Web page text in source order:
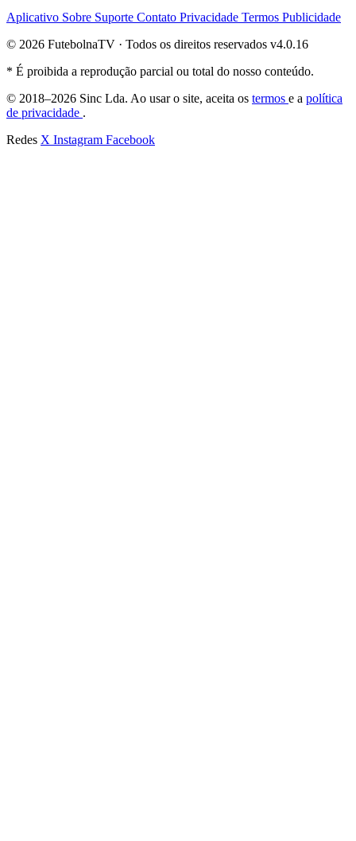
Aplicativo Sobre Suporte Contato Privacidade Termos Publicidade
© 2026 FutebolnaTV · Todos os direitos reservados v4.0.16
* É proibida a reprodução parcial ou total do nosso conteúdo.
© 2018–2026 Sinc Lda. Ao usar o site, aceita os termos e a política
de privacidade .
Redes X Instagram Facebook